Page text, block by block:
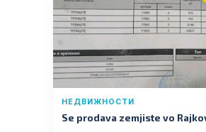
НЕДВИЖНОСТИ
Se prodava zemjiste vo